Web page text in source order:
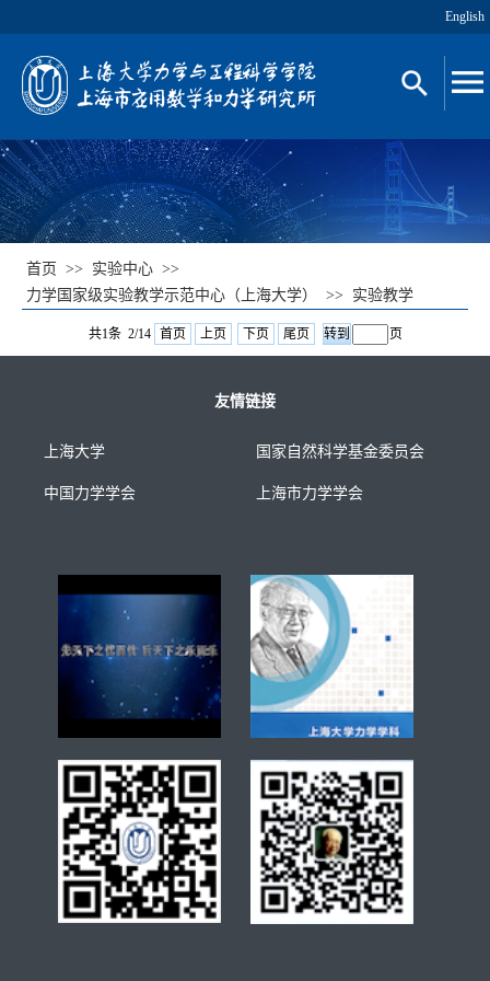
English
首页 >> 实验中心 >>
力学国家级实验教学示范中心（上海大学）
>> 实验教学
共1条 2/14 首页 上页 下页 尾页 页
友情链接
上海大学 国家自然科学基金委员会
中国力学学会 上海市力学学会